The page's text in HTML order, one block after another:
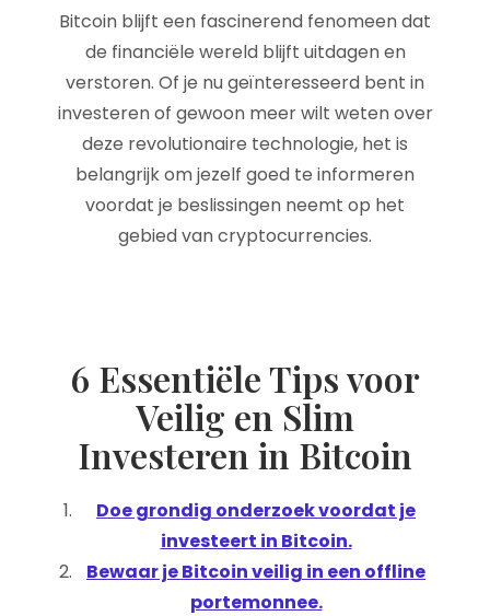
Bitcoin blijft een fascinerend fenomeen dat
de financiële wereld blijft uitdagen en
verstoren. Of je nu geïnteresseerd bent in
investeren of gewoon meer wilt weten over
deze revolutionaire technologie, het is
belangrijk om jezelf goed te informeren
voordat je beslissingen neemt op het
gebied van cryptocurrencies.
6 Essentiële Tips voor
Veilig en Slim
Investeren in Bitcoin
Doe grondig onderzoek voordat je
investeert in Bitcoin.
Bewaar je Bitcoin veilig in een offline
portemonnee.